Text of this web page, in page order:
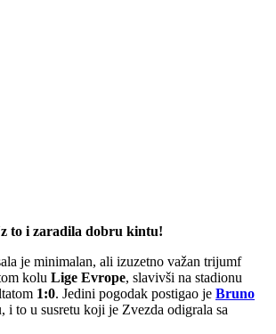
to i zaradila dobru kintu!
je minimalan, ali izuzetno važan trijumf
kolu Lige Evrope, slavivši na stadionu
1:0. Jedini pogodak postigao je Bruno
i to u susretu koji je Zvezda odigrala sa